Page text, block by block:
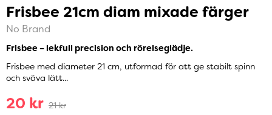
Frisbee 21cm diam mixade färger
No Brand
Frisbee – lekfull precision och rörelseglädje.
Frisbee med diameter 21 cm, utformad för att ge stabilt spinn
och sväva lätt...
20 kr 21 kr